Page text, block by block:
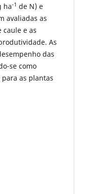
ha-1 de N) e
avaliadas as
e as
As
das
se como
as plantas